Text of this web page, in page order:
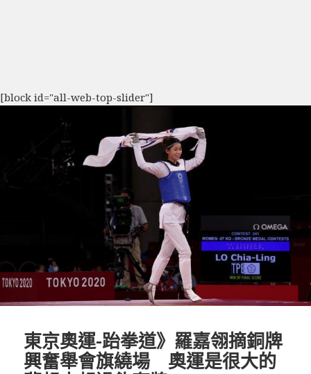
[block id="all-web-top-slider"]
東京奧運-跆拳道》羅嘉翎摘銅牌
興奮舉會旗繞場 奧運是很大的